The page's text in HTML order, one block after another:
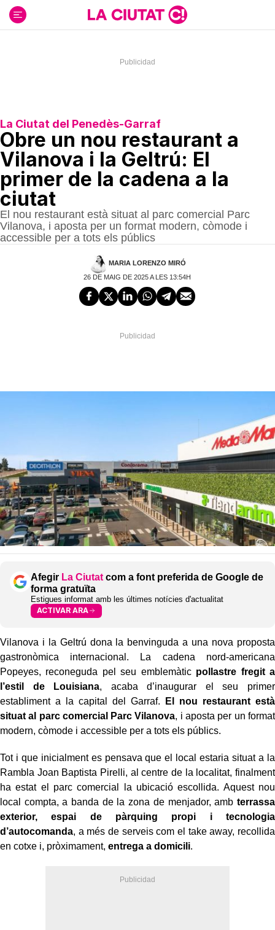
contenido
La Ciutat del Penedès-Garraf
Obre un nou restaurant a
Vilanova i la Geltrú: El
primer de la cadena a la
ciutat
El nou restaurant està situat al parc comercial Parc
Vilanova, i aposta per un format modern, còmode i
accessible per a tots els públics
MARIA LORENZO MIRÓ
26 DE MAIG DE 2025 A LES 13:54H
Afegir La Ciutat com a font preferida de Google de
forma gratuïta
Estigues informat amb les últimes notícies d'actualitat
ACTIVAR ARA
Vilanova i la Geltrú dona la benvinguda a una nova proposta
gastronòmica internacional. La cadena nord-americana
Popeyes, reconeguda pel seu emblemàtic pollastre fregit a
l’estil de Louisiana, acaba d’inaugurar el seu primer
establiment a la capital del Garraf. El nou restaurant està
situat al parc comercial Parc Vilanova, i aposta per un format
modern, còmode i accessible per a tots els públics.
Tot i que inicialment es pensava que el local estaria situat a la
Rambla Joan Baptista Pirelli, al centre de la localitat, finalment
ha estat el parc comercial la ubicació escollida. Aquest nou
local compta, a banda de la zona de menjador, amb terrassa
exterior, espai de pàrquing propi i tecnologia
d’autocomanda, a més de serveis com el take away, recollida
en cotxe i, pròximament, entrega a domicili.